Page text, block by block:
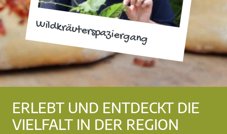
Wildkräuterspaziergang
ERLEBT UND ENTDECKT DIE
VIELFALT IN DER REGION